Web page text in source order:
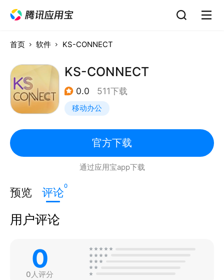
首页 软件 KS-CONNECT
KS-CONNECT
0.0 511下载
移动办公
官方下载
通过应用宝app下载
预览 评论0
用户评论
0
0人评分